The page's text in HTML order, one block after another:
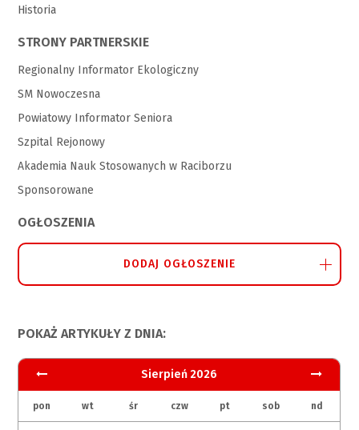
Historia
STRONY PARTNERSKIE
Regionalny Informator Ekologiczny
SM Nowoczesna
Powiatowy Informator Seniora
Szpital Rejonowy
Akademia Nauk Stosowanych w Raciborzu
Sponsorowane
OGŁOSZENIA
DODAJ OGŁOSZENIE
POKAŻ ARTYKUŁY Z DNIA:
Sierpień 2026
pon wt śr czw pt sob nd